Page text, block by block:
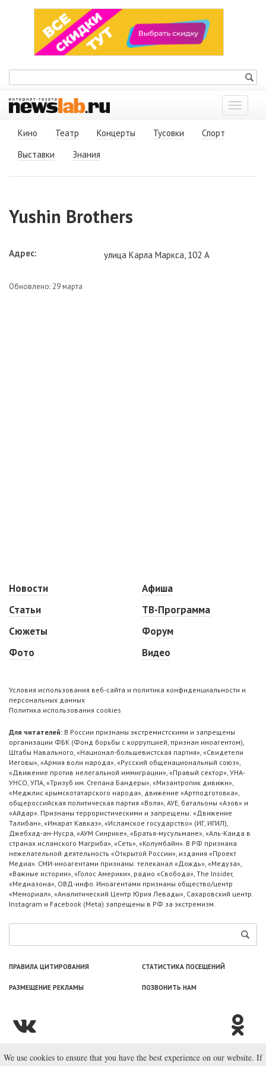
Показать
меню
Кино
Театр Концерты Тусовки
Спорт
Выставки
Знания
Yushin Brothers
Адрес: улица Карла Маркса, 102 А
Обновлено: 29 марта
Новости
Статьи
Сюжеты
Фото
Афиша
ТВ-Программа
Форум
Видео
Условия использования веб-сайта и политика конфиденциальности и
персональных данных
Политика использования cookies
Для читателей: В России признаны экстремистскими и запрещены
организации ФБК (Фонд борьбы с коррупцией, признан иноагентом),
Штабы Навального, «Национал-большевистская партия», «Свидетели
Иеговы», «Армия воли народа», «Русский общенациональный союз»,
«Движение против нелегальной иммиграции», «Правый сектор», УНА-
УНСО, УПА, «Тризуб им. Степана Бандеры», «Мизантропик дивижн»,
«Меджлис крымскотатарского народа», движение «Артподготовка»,
общероссийская политическая партия «Воля», АУЕ, батальоны «Азов» и
«Айдар». Признаны террористическими и запрещены: «Движение
Талибан», «Имарат Кавказ», «Исламское государство» (ИГ, ИГИЛ),
Джебхад-ан-Нусра, «АУМ Синрике», «Братья-мусульмане», «Аль-Каида в
странах исламского Магриба», «Сеть», «Колумбайн». В РФ признана
нежелательной деятельность «Открытой России», издания «Проект
Медиа». СМИ-иноагентами признаны: телеканал «Дождь», «Медуза»,
«Важные истории», «Голос Америки», радио «Свобода», The Insider,
«Медиазона», ОВД-инфо. Иноагентами признаны общество/центр
«Мемориал», «Аналитический Центр Юрия Левады», Сахаровский центр.
Instagram и Facebook (Metа) запрещены в РФ за экстремизм.
ПРАВИЛА ЦИТИРОВАНИЯ СТАТИСТИКА ПОСЕЩЕНИЙ
РАЗМЕЩЕНИЕ РЕКЛАМЫ ПОЗВОНИТЬ НАМ
© ООО «Лаборатория Новоcтей», 2003—2026.
We use cookies to ensure that you have the best experience on our website. If